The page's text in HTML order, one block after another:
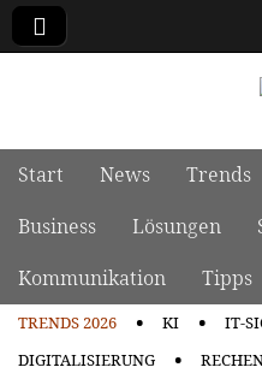
Main menu
Skip to content
Start News Trends
Business
Lösungen
Kommunikation
Tipps
TRENDS 2026 KI
IT-
DIGITALISIERUNG